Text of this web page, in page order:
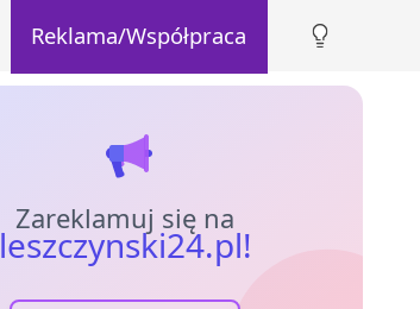
Reklama/Współpraca
Zareklamuj się na
leszczynski24.pl!